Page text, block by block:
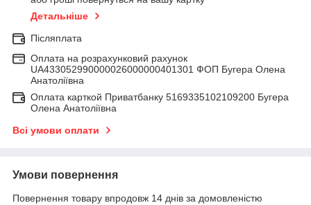
Детальніше
Післяплата
Оплата на розрахунковий рахунок
UA433052990000026000000401301 ФОП Бугера Олена
Анатоліївна
Оплата карткой Приватбанку 5169335102109200 Бугера
Олена Анатоліївна
Всі умови оплати
Умови повернення
Повернення товару впродовж 14 днів за домовленістю